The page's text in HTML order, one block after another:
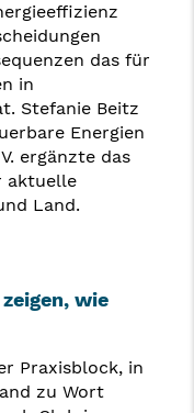
das für
in
Stefanie Beitz
Energien
ergänzte das
aktuelle
Land.
wie
Praxisblock, in
zu Wort